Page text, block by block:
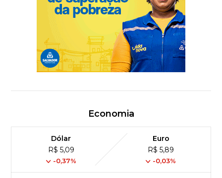
Economia
Dólar
R$ 5,09
-0,37%
Euro
R$ 5,89
-0,03%